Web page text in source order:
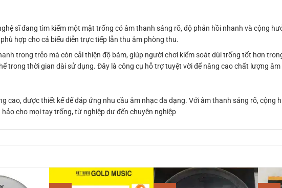
sĩ đang tìm kiếm một mặt trống có âm thanh sáng rõ, độ phản hồi nhanh và cộng
hợp cho cả biểu diễn trực tiếp lẫn thu âm phòng thu.
trong trẻo mà còn cải thiện độ bám, giúp người chơi kiểm soát dùi trống tốt hơn
trong thời gian dài sử dụng. Đây là công cụ hỗ trợ tuyệt vời để nâng cao chất lượng
cao, được thiết kế để đáp ứng nhu cầu âm nhạc đa dạng. Với âm thanh sáng rõ, cộng
cho mọi tay trống, từ nghiệp dư đến chuyên nghiệp